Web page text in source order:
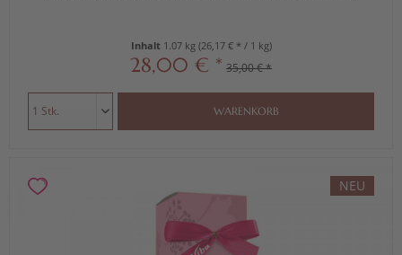
Inhalt 1.07 kg (26,17 € * / 1 kg)
28,00 € * 35,00 € *
WARENKORB
NEU